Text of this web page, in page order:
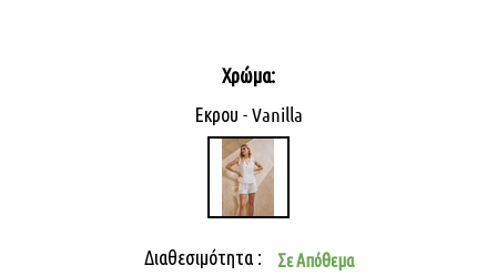
Χρώμα:
Εκρου - Vanilla
Διαθεσιμότητα : Σε Απόθεμα